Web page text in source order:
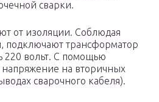
сварки.
от изоляции. Соблюдая
подключают трансформатор
220 вольт. С помощью
на вторичных
сварочного кабеля).